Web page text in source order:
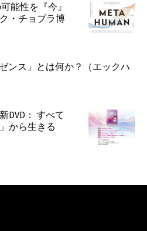
能性を『今』
・チョプラ博
ンス」とは何か？（エックハ
DVD： すべて
から生きる